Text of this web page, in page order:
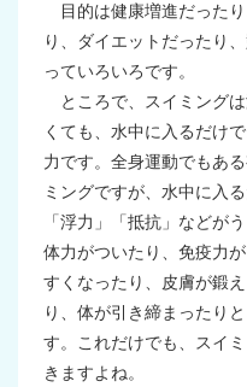
目的は健康増進だった
り、ダイエットだったり
っていろいろです。
ところで、スイミング
くても、水中に入るだけ
力です。全身運動でもあ
ミングですが、水中に入
「浮力」「抵抗」などが
体力がついたり、免疫力
すくなったり、皮膚が鍛
り、体が引き締まったり
す。これだけでも、スイ
きますよね。